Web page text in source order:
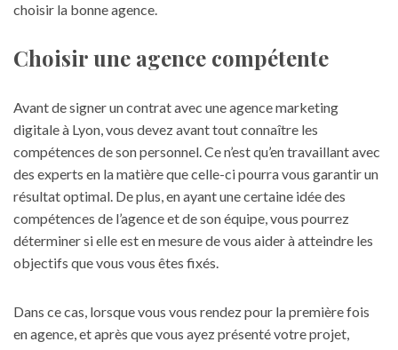
choisir la bonne agence.
Choisir une agence compétente
Avant de signer un contrat avec uneagence marketing
digitale à Lyon, vous devez avant tout connaître les
compétences de son personnel. Ce n’est qu’en travaillant avec
des experts en la matière que celle-ci pourra vous garantir un
résultat optimal. De plus, en ayant une certaine idée des
compétences de l’agence et de son équipe, vous pourrez
déterminer si elle est en mesure de vous aider à atteindre les
objectifs que vous vous êtes fixés.
Dans ce cas, lorsque vous vous rendez pour la première fois
en agence, et après que vous ayez présenté votre projet,